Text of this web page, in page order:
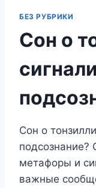
БЕЗ РУБРИКИ
Сон о
Сон о
подсознание?
метафоры и
важные